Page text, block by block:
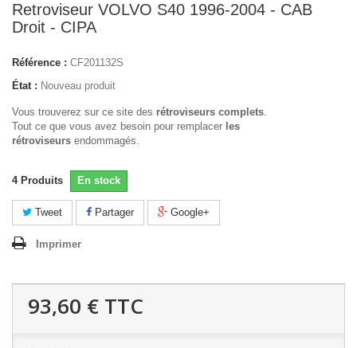
Retroviseur VOLVO S40 1996-2004 - CAB
Droit - CIPA
Référence : CF201132S
État : Nouveau produit
Vous trouverez sur ce site des rétroviseurs complets.
Tout ce que vous avez besoin pour remplacer les
rétroviseurs endommagés.
4 Produits En stock
Tweet Partager Google+
Imprimer
93,60 € TTC